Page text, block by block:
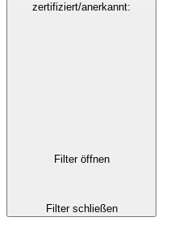
zertifiziert/anerkannt:
Filter öffnen
Filter schließen